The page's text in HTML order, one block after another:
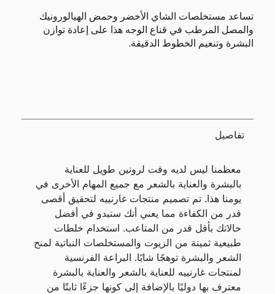
تساعد مستخلصات الشاي الأخضر وحمض الهيالورونيك
والمصل المرطب في قناع الوجه هذا على إعادة توازن
البشرة وتنعيم الخطوط الدقيقة.
تفاصيل
معظمنا ليس لديه وقت لروتين طويل للعناية
بالبشرة والعناية بالشعر مع جميع المهام الأخرى في
يومنا هذا. تم تصميم منتجات غارنييه لتحقيق أقصى
قدر من الكفاءة مما يعني أنك ستبدو في أفضل
حالاتك بأقل قدر من المتاعب. استخدام خلطات
طبيعية ثمينة من الزيوت والمستخلصات النباتية لمنح
الشعر والبشرة توهجًا شابًا. البراعة الفرنسية
لمنتجات غارنييه للعناية بالشعر والعناية بالبشرة
معترف بها دوليًا بالإضافة إلى كونها جزءًا ثابتًا من